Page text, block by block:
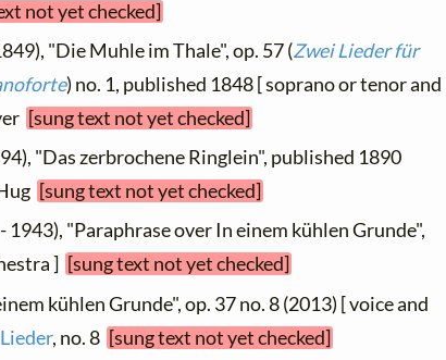
not yet checked]
"Die Muhle im Thale", op. 57 (Zwei Lieder für
) no. 1, published 1848 [ soprano or tenor and
[sung text not yet checked]
"Das zerbrochene Ringlein", published 1890
[sung text not yet checked]
1943), "Paraphrase over In einem kühlen Grunde",
] [sung text not yet checked]
kühlen Grunde", op. 37 no. 8 (2013) [ voice and
, no. 8 [sung text not yet checked]